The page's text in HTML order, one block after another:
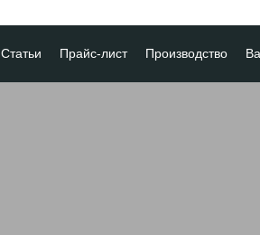
Статьи Прайс-лист Производство